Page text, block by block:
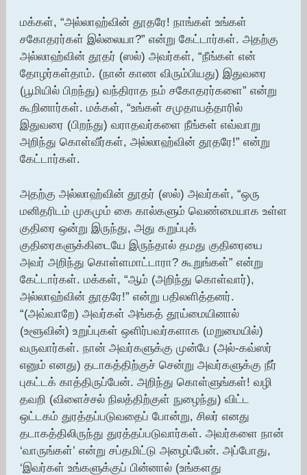
மக்கள், “அல்லாஹ்வின் தூதரே! நாங்கள் உங்கள்
சகோதரர்கள் இல்லையா?” என்று கேட்டார்கள். அதற்கு
அல்லாஹ்வின் தூதர் (ஸல்) அவர்கள், “நீங்கள் என்
தோழர்கள்தாம். (நான் காண விரும்பியது) இதுவரை
(பூமியில் பிறந்து) வந்திராத நம் சகோதரர்களை” என்று
கூறினார்கள். மக்கள், “உங்கள் சமுதாயத்தாரில்
இதுவரை (பிறந்து) வராதவர்களை நீங்கள் எவ்வாறு
அறிந்து கொள்வீர்கள், அல்லாஹ்வின் தூதரே!” என்று
கேட்டார்கள்.
அதற்கு அல்லாஹ்வின் தூதர் (ஸல்) அவர்கள், “ஒரு
மனிதரிடம் முகமும் கை கால்களும் வெண்மையாக உள்ள
குதிரை ஒன்று இருந்து, அது கறுப்புக்
குதிரைகளுக்கிடையே இருந்தால் தமது குதிரையை
அவர் அறிந்து கொள்ளமாட்டாரா? கூறுங்கள்” என்று
கேட்டார்கள். மக்கள், “ஆம் (அறிந்து கொள்வார்),
அல்லாஹ்வின் தூதரே!” என்று பதிலளித்தனர்.
“(அவ்வாறே) அவர்கள் அங்கத் தூய்மையினால்
(உளூவின்) உறுப்புகள் ஒளிர்பவர்களாக (மறுமையில்)
வருவார்கள். நான் அவர்களுக்கு முன்பே (அல்-கவ்ஸர்
எனும் எனது) தடாகத்திற்குச் சென்று அவர்களுக்கு நீர்
புகட்டக் காத்திருப்பேன். அறிந்து கொள்ளுங்கள்! வழி
தவறி (விளைச்சல் நிலத்திற்குள் நுழைந்து) விட்ட
ஒட்டகம் துரத்தப்படுவதைப் போன்று, சிலர் எனது
தடாகத்திலிருந்து துரத்தப்படுவார்கள். அவர்களை நான்
‘வாருங்கள்’ என்று சப்தமிட்டு அழைப்பேன். அப்போது,
‘இவர்கள் உங்களுக்குப் பின்னால் (உங்களது